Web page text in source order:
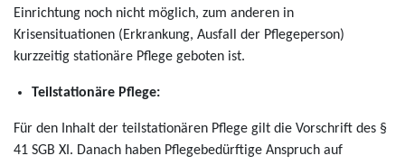
Einrichtung noch nicht möglich, zum anderen in
Krisensituationen (Erkrankung, Ausfall der Pflegeperson)
kurzzeitig stationäre Pflege geboten ist.
Teilstationäre Pflege:
Für den Inhalt der teilstationären Pflege gilt die Vorschrift des §
41 SGB XI. Danach haben Pflegebedürftige Anspruch auf